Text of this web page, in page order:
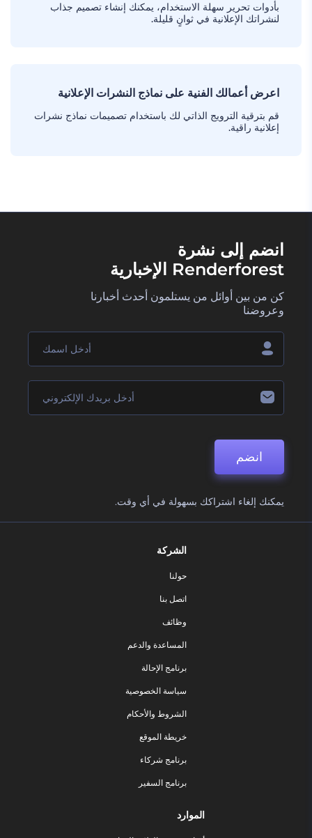
بأدوات تحرير سهلة الاستخدام، يمكنك إنشاء تصميم جذاب
لنشراتك الإعلانية في ثوانٍ قليلة.
اعرض أعمالك الفنية على نماذج النشرات الإعلانية
قم بترقية الترويج الذاتي لك باستخدام تصميمات نماذج نشرات
إعلانية راقية.
انضم إلى نشرة
Renderforest الإخبارية
كن من بين أوائل من يستلمون أحدث أخبارنا
وعروضنا
انضم
يمكنك إلغاء اشتراكك بسهولة في أي وقت.
الشركة
حولنا
اتصل بنا
وظائف
المساعدة والدعم
برنامج الإحالة
سياسة الخصوصية
الشروط والأحكام
خريطة الموقع
برنامج شركاء
برنامج السفير
الموارد